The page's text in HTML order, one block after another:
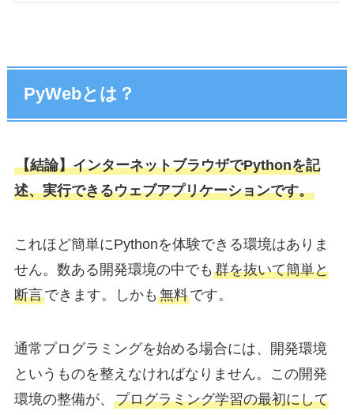
PyWebとは？
【結論】インターネットブラウザでPythonを記
述、実行できるウェブアプリケーションです。
これほど簡単にPythonを体験できる環境はありま
せん。数ある開発環境の中でも 群を抜いて簡単と
断言できます。しかも 無料です。
通常プログラミングを始める場合には、開発環境
というものを整えなければなりません。この開発
環境の整備が、 プログラミング学習の最初にして